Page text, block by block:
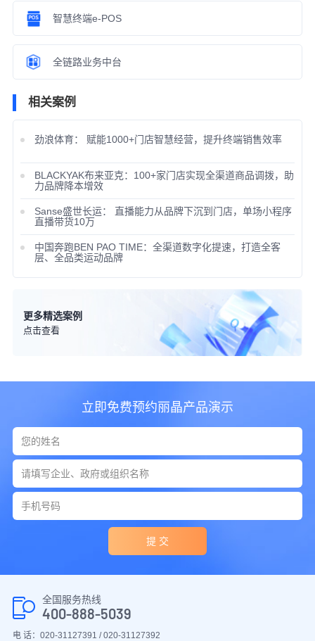
智慧终端e-POS
全链路业务中台
相关案例
劲浪体育： 赋能1000+门店智慧经营，提升终端销售效率
BLACKYAK布来亚克：100+家门店实现全渠道商品调拨，助
力品牌降本增效
Sanse盛世长运： 直播能力从品牌下沉到门店，单场小程序
直播带货10万
中国奔跑BEN PAO TIME：全渠道数字化提速，打造全客
层、全品类运动品牌
更多精选案例
点击查看
立即免费预约丽晶产品演示
提 交
全国服务热线
400-888-5039
电 话：020-31127391 / 020-31127392